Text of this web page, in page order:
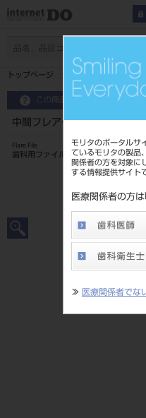
モリタのポータルサ
ているモリタの製品
関係者の方を対象に
する情報提供サイト
医療関係者の方
≫ 医療関係者でな
トップページ 中間フレアー フ
この商品に関するお問い合わせ
中間フレアー ファイル
Flare File
歯科用ファイル